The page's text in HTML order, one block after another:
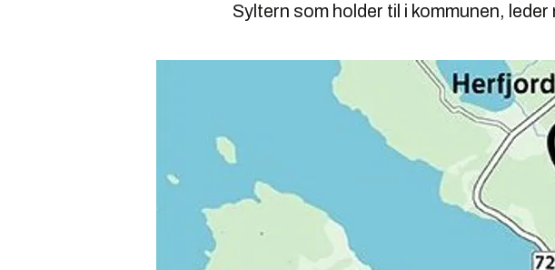
Syltern som holder til i kommunen,